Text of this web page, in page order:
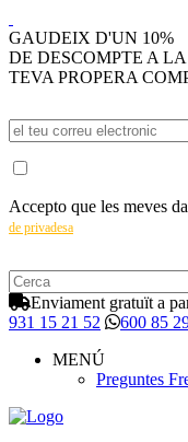
GAUDEIX D'UN 10%
DE DESCOMPTE A LA
TEVA PROPERA
Accepto que les meves
de privadesa
Enviament gratuït a
931 15 21 52
600 85
MENÚ
Preguntes